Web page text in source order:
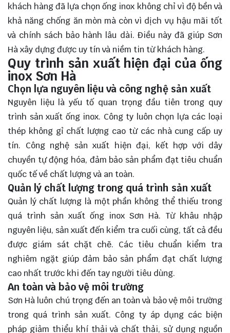
khách hàng đã lựa chọn ống inox không chỉ vì độ bền và
khả năng chống ăn mòn mà còn vì dịch vụ hậu mãi tốt
và chính sách bảo hành lâu dài. Điều này đã giúp Sơn
Hà xây dựng được uy tín và niềm tin từ khách hàng.
Quy trình sản xuất hiện đại của ống
inox Sơn Hà
Chọn lựa nguyên liệu và công nghệ sản xuất
Nguyên liệu là yếu tố quan trọng đầu tiên trong quy
trình sản xuất ống inox. Công ty luôn chọn lựa các loại
thép không gỉ chất lượng cao từ các nhà cung cấp uy
tín. Công nghệ sản xuất hiện đại, kết hợp với dây
chuyền tự động hóa, đảm bảo sản phẩm đạt tiêu chuẩn
quốc tế về chất lượng và an toàn.
Quản lý chất lượng trong quá trình sản xuất
Quản lý chất lượng là một phần không thể thiếu trong
quá trình sản xuất ống inox Sơn Hà. Từ khâu nhập
nguyên liệu, sản xuất đến kiểm tra cuối cùng, tất cả đều
được giám sát chặt chẽ. Các tiêu chuẩn kiểm tra
nghiêm ngặt giúp đảm bảo sản phẩm đạt chất lượng
cao nhất trước khi đến tay người tiêu dùng.
An toàn và bảo vệ môi trường
Sơn Hà luôn chú trọng đến an toàn và bảo vệ môi trường
trong quá trình sản xuất. Công ty áp dụng các biện
pháp giảm thiểu khí thải và chất thải, sử dụng nguồn